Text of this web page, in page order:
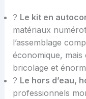
?️ Le kit en
matériaux
l’assemblage
économique, mais
bricolage et
?️ Le hors d’eau,
professionnels